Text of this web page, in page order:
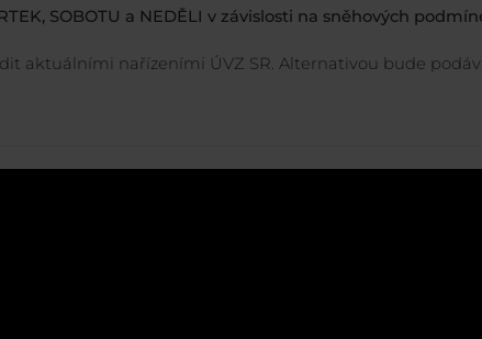
SOBOTU a NEDĚLI v závislosti na sněhových
aktuálními nařízeními ÚVZ SR. Alternativou bude